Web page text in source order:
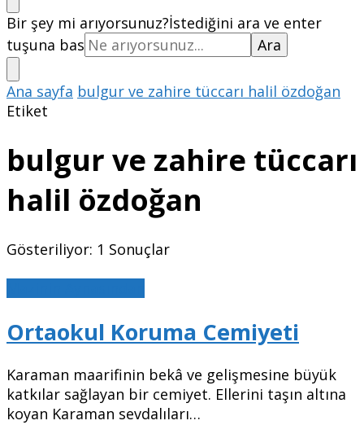
Bir şey mi arıyorsunuz?İstediğini ara ve enter
tuşuna bas
Ana sayfa bulgur ve zahire tüccarı halil özdoğan
Etiket
bulgur ve zahire tüccarı
halil özdoğan
Gösteriliyor: 1 Sonuçlar
Ortaokul Koruma Cemiyeti
Karaman maarifinin bekâ ve gelişmesine büyük
katkılar sağlayan bir cemiyet. Ellerini taşın altına
koyan Karaman sevdalıları…